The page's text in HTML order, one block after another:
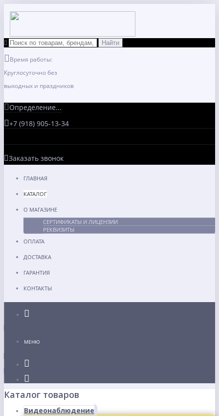
Время работы:
Круглосуточно без
выходных и праздников
Определение...
+7 (918) 905-13-34
Заказать звонок
ГЛАВНАЯ
КАТАЛОГ
О МАГАЗИНЕ
СЕРТИФИКАТЫ И ЛИЦЕНЗИИ
РЕКВИЗИТЫ
ОПЛАТА
ДОСТАВКА
ГАРАНТИЯ
КОНТАКТЫ
МЕНЮ
Каталог товаров
Видеонаблюдение